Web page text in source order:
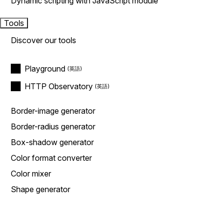
Tools
Discover our tools
Playground
HTTP Observatory
Border-image generator
Border-radius generator
Box-shadow generator
Color format converter
Color mixer
Shape generator